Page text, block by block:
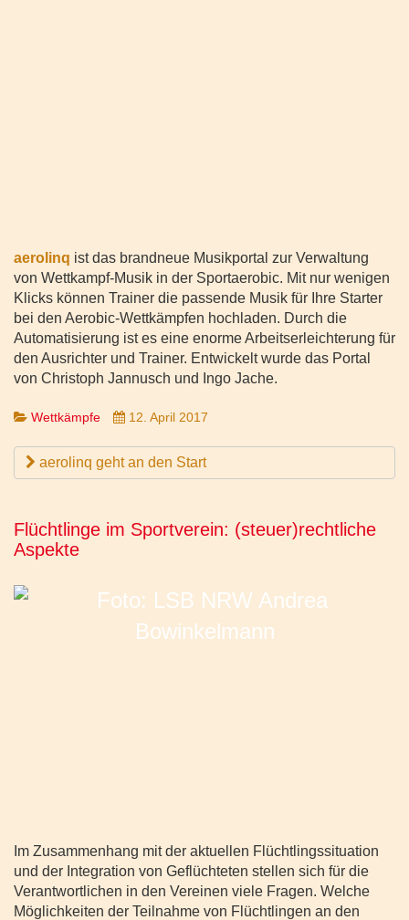
aerolinq ist das brandneue Musikportal zur Verwaltung
von Wettkampf-Musik in der Sportaerobic. Mit nur wenigen
Klicks können Trainer die passende Musik für Ihre Starter
bei den Aerobic-Wettkämpfen hochladen. Durch die
Automatisierung ist es eine enorme Arbeitserleichterung für
den Ausrichter und Trainer. Entwickelt wurde das Portal
von Christoph Jannusch und Ingo Jache.
Wettkämpfe 12. April 2017
aerolinq geht an den Start
Flüchtlinge im Sportverein: (steuer)rechtliche
Aspekte
Im Zusammenhang mit der aktuellen Flüchtlingssituation
und der Integration von Geflüchteten stellen sich für die
Verantwortlichen in den Vereinen viele Fragen. Welche
Möglichkeiten der Teilnahme von Flüchtlingen an den